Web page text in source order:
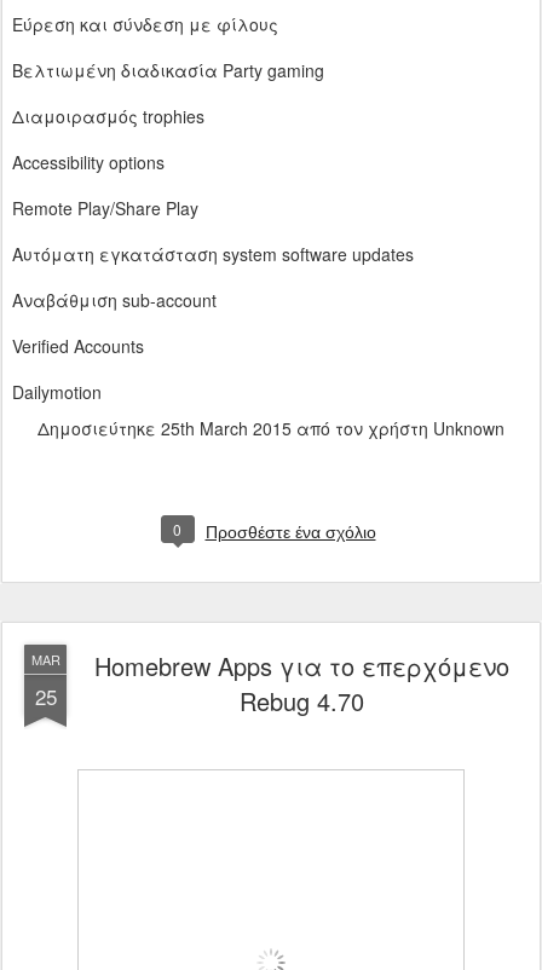
Εύρεση και σύνδεση με φίλους
Βελτιωμένη διαδικασία Party gaming
Διαμοιρασμός trophies
Accessibility options
Remote Play/Share Play
Αυτόματη εγκατάσταση system software updates
Αναβάθμιση sub-account
Verified Accounts
Dailymotion
Δημοσιεύτηκε 25th March 2015 από τον χρήστη Unknown
0 Προσθέστε ένα σχόλιο
MAR
25
Homebrew Apps για το επερχόμενο
Rebug 4.70